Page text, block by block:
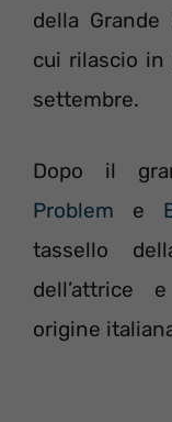
della Grande
cui rilascio in
settembre.
Dopo il
Problem e
tassello
dell’attrice
origine